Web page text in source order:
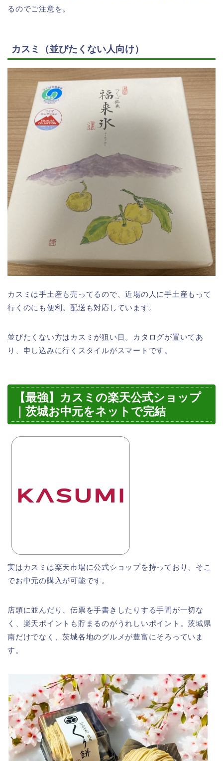
るのでご注意を。
カスミ（並びたくない人向け）
カスミは手土産も売ってるので、近場の人に手土産もって
行くのにも便利。配送も対応しています。
並びたくない方はカスミが狙い目。カタログが置いてあ
り、申し込みに行くスタイルがスマートです。
【最強】カスミの楽天公式ショップ
｜茨城お中元をネットで完結
実はカスミは楽天市場に公式ショップを持っており、そこ
でお中元の購入が可能です。
店頭に並んだり、伝票を手書きしたりする手間が一切な
く、楽天ポイントも貯まるのがうれしいポイント。茨城県
南だけでなく、茨城各地のグルメが豊富にそろっていま
す。